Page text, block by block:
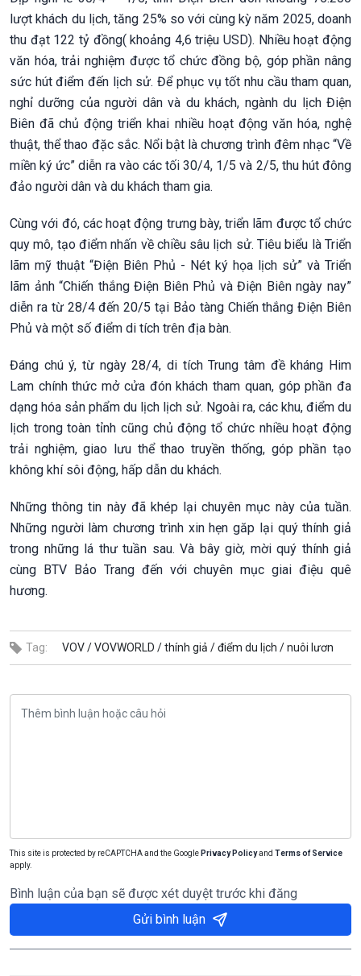
lượt khách du lịch, tăng 25% so với cùng kỳ năm 2025, doanh
thu đạt 122 tỷ đồng( khoảng 4,6 triệu USD). Nhiều hoạt động
văn hóa, trải nghiệm được tổ chức đồng bộ, góp phần nâng
sức hút điểm đến lịch sử. Để phục vụ tốt nhu cầu tham quan,
nghỉ dưỡng của người dân và du khách, ngành du lịch Điện
Biên đã chủ động triển khai nhiều hoạt động văn hóa, nghệ
thuật, thể thao đặc sắc. Nổi bật là chương trình đêm nhạc “Về
miền ký ức” diễn ra vào các tối 30/4, 1/5 và 2/5, thu hút đông
đảo người dân và du khách tham gia.
Cùng với đó, các hoạt động trưng bày, triển lãm được tổ chức
quy mô, tạo điểm nhấn về chiều sâu lịch sử. Tiêu biểu là Triển
lãm mỹ thuật “Điện Biên Phủ - Nét ký họa lịch sử” và Triển
lãm ảnh “Chiến thắng Điện Biên Phủ và Điện Biên ngày nay”
diễn ra từ 28/4 đến 20/5 tại Bảo tàng Chiến thắng Điện Biên
Phủ và một số điểm di tích trên địa bàn.
Đáng chú ý, từ ngày 28/4, di tích Trung tâm đề kháng Him
Lam chính thức mở cửa đón khách tham quan, góp phần đa
dạng hóa sản phẩm du lịch lịch sử. Ngoài ra, các khu, điểm du
lịch trong toàn tỉnh cũng chủ động tổ chức nhiều hoạt động
trải nghiệm, giao lưu thể thao truyền thống, góp phần tạo
không khí sôi động, hấp dẫn du khách.
Những thông tin này đã khép lại chuyên mục này của tuần.
Những người làm chương trình xin hẹn găp lại quý thính giả
trong những lá thư tuần sau. Và bây giờ, mời quý thính giả
cùng BTV Bảo Trang đến với chuyên mục giai điệu quê
hương.
Tag: VOV /VOVWORLD /thính giả /điểm du lịch /nuôi lươn
This site is protected by reCAPTCHA and the Google Privacy Policyand Terms of Service
apply.
Bình luận của bạn sẽ được xét duyệt trước khi đăng
Gửi bình luận